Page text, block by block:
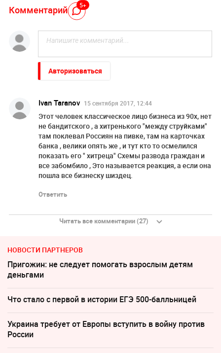
Комментарий 5+
Авторизоваться
Ivan Taranov 15 сентября 2017, 12:44
Этот человек классическое лицо бизнеса из 90х, нет
не бандитского , а хитренького "между струйками"
там поклевал Россиян на пивке, там на карточках
банка , велики опять же , и тут кто то осмелился
показать его " хитреца" Схемы развода граждан и
все забомбило , Это называется реакция, а если она
пошла все бизнеску шиздец.
Ответить
Читать все комментарии (27)
НОВОСТИ ПАРТНЕРОВ
Пригожин: не следует помогать взрослым детям
деньгами
Что стало с первой в истории ЕГЭ 500-балльницей
Украина требует от Европы вступить в войну против
России